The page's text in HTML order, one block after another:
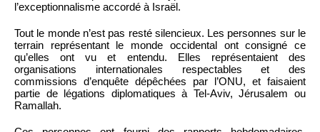
l’exceptionnalisme accordé à Israël.
Tout le monde n’est pas resté silencieux. Les personnes sur le
terrain représentant le monde occidental ont consigné ce
qu’elles ont vu et entendu. Elles représentaient des
organisations internationales respectables et des
commissions d’enquête dépêchées par l’ONU, et faisaient
partie de légations diplomatiques à Tel-Aviv, Jérusalem ou
Ramallah.